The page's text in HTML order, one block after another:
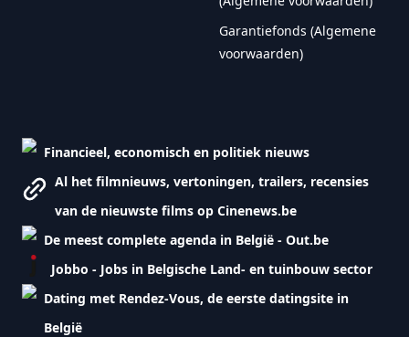
Garantiefonds (Algemene
voorwaarden)
Financieel, economisch en politiek nieuws
Al het filmnieuws, vertoningen, trailers, recensies
van de nieuwste films op Cinenews.be
De meest complete agenda in België - Out.be
Jobbo - Jobs in Belgische Land- en tuinbouw sector
Dating met Rendez-Vous, de eerste datingsite in
België